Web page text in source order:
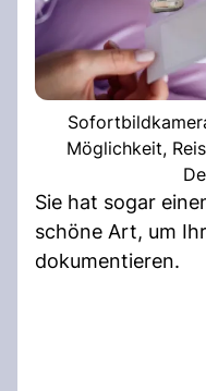
Möglichkeit,
Sie hat sogar
schöne Art, um
dokumentieren.